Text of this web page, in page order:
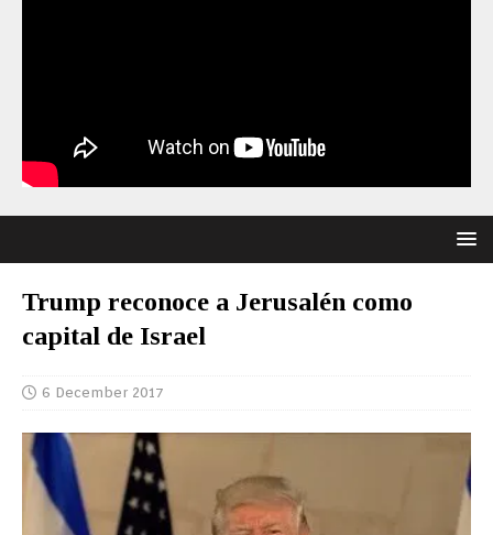
Trump reconoce a Jerusalén como
capital de Israel
6 December 2017